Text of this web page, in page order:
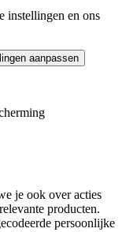
instellingen en ons
aanpassen
je ook over acties
producten.
persoonlijke